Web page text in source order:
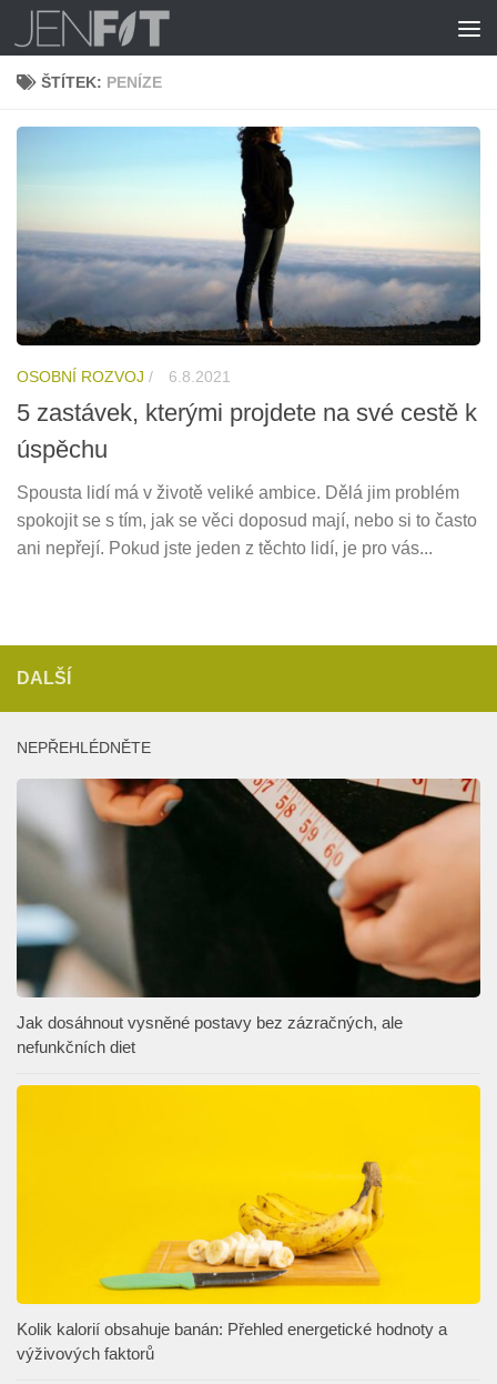
Skip to content
ŠTÍTEK: PENÍZE
OSOBNÍ ROZVOJ / 6.8.2021
5 zastávek, kterými projdete na své cestě k
úspěchu
Spousta lidí má v životě veliké ambice. Dělá jim problém
spokojit se s tím, jak se věci doposud mají, nebo si to často
ani nepřejí. Pokud jste jeden z těchto lidí, je pro vás...
DALŠÍ
NEPŘEHLÉDNĚTE
Jak dosáhnout vysněné postavy bez zázračných, ale
nefunkčních diet
Kolik kalorií obsahuje banán: Přehled energetické hodnoty a
výživových faktorů